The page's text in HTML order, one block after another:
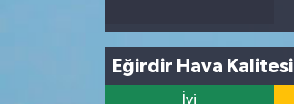
Eğirdir Hava Kalitesi
İyi